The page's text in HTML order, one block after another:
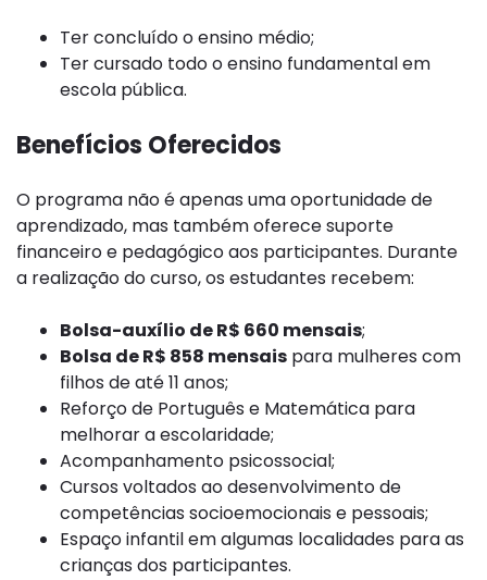
Ter concluído o ensino médio;
Ter cursado todo o ensino fundamental em
escola pública.
Benefícios Oferecidos
O programa não é apenas uma oportunidade de
aprendizado, mas também oferece suporte
financeiro e pedagógico aos participantes. Durante
a realização do curso, os estudantes recebem:
Bolsa-auxílio de R$ 660 mensais;
Bolsa de R$ 858 mensais para mulheres com
filhos de até 11 anos;
Reforço de Português e Matemática para
melhorar a escolaridade;
Acompanhamento psicossocial;
Cursos voltados ao desenvolvimento de
competências socioemocionais e pessoais;
Espaço infantil em algumas localidades para as
crianças dos participantes.